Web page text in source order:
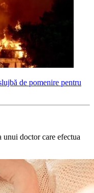
de pomenire pentru
doctor care efectua